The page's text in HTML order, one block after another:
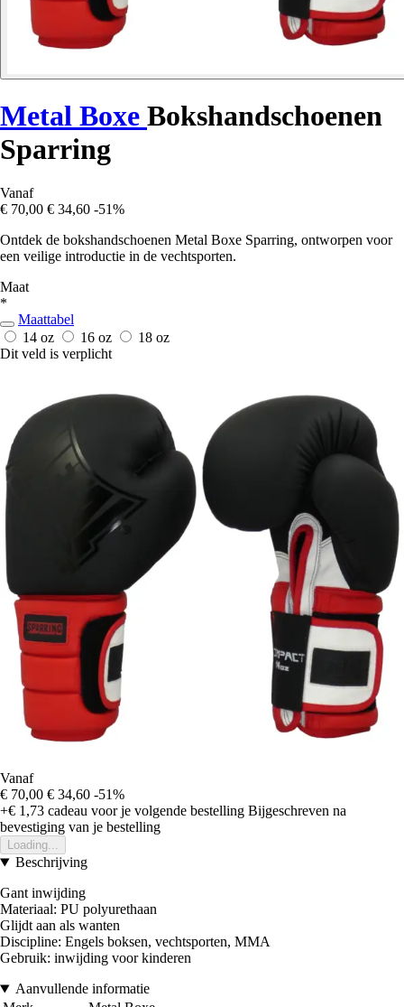
Metal Boxe Bokshandschoenen
Sparring
Vanaf
€ 70,00 € 34,60 -51%
Ontdek de bokshandschoenen Metal Boxe Sparring, ontworpen voor
een veilige introductie in de vechtsporten.
Maat
*
Maattabel
14 oz
16 oz
18 oz
Dit veld is verplicht
Vanaf
€ 70,00 € 34,60 -51%
+€ 1,73 cadeau voor je volgende bestelling Bijgeschreven na
bevestiging van je bestelling
Loading...
Beschrijving
Gant inwijding
Materiaal: PU polyurethaan
Glijdt aan als wanten
Discipline: Engels boksen, vechtsporten, MMA
Gebruik: inwijding voor kinderen
Aanvullende informatie